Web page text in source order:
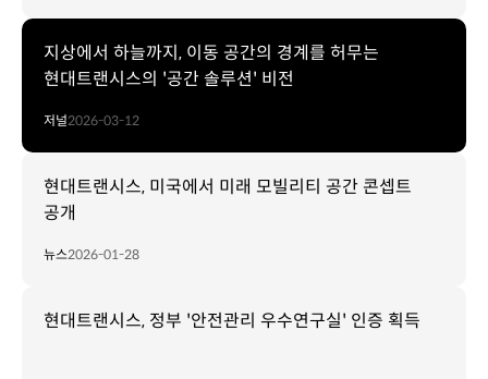
지상에서 하늘까지, 이동 공간의 경계를 허무는
현대트랜시스의 '공간 솔루션' 비전
저널2026-03-12
현대트랜시스, 미국에서 미래 모빌리티 공간 콘셉트
공개
뉴스2026-01-28
현대트랜시스, 정부 '안전관리 우수연구실' 인증 획득